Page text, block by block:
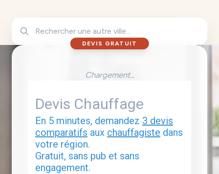
DEVIS GRATUIT
Chargement...
Devis Chauffage
En 5 minutes, demandez 3 devis
comparatifs aux chauffagiste dans
votre région.
Gratuit, sans pub et sans
engagement.